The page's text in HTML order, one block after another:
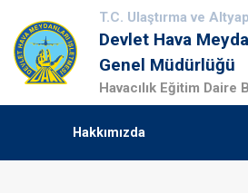
T.C. Ulaştırma ve
Devlet Hava
Genel Müdürlüğü
Havacılık Eğitim Daire
Hakkımızda